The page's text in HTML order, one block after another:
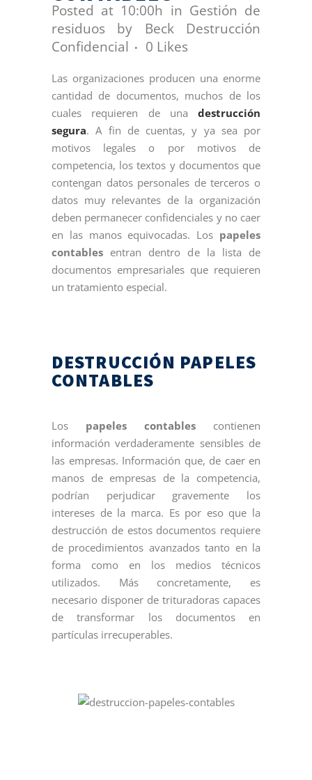
Posted at 10:00h in Gestión de
residuos
by Beck Destrucción
Confidencial
0 Likes
Las organizaciones producen una enorme
cantidad de documentos, muchos de los
cuales requieren de una destrucción
segura. A fin de cuentas, y ya sea por
motivos legales o por motivos de
competencia, los textos y documentos que
contengan datos personales de terceros o
datos muy relevantes de la organización
deben permanecer confidenciales y no caer
en las manos equivocadas. Los papeles
contables entran dentro de la lista de
documentos empresariales que requieren
un tratamiento especial.
DESTRUCCIÓN PAPELES
CONTABLES
Los papeles contables contienen
información verdaderamente sensibles de
las empresas. Información que, de caer en
manos de empresas de la competencia,
podrían perjudicar gravemente los
intereses de la marca. Es por eso que la
destrucción de estos documentos requiere
de procedimientos avanzados tanto en la
forma como en los medios técnicos
utilizados. Más concretamente, es
necesario disponer de trituradoras capaces
de transformar los documentos en
partículas irrecuperables.